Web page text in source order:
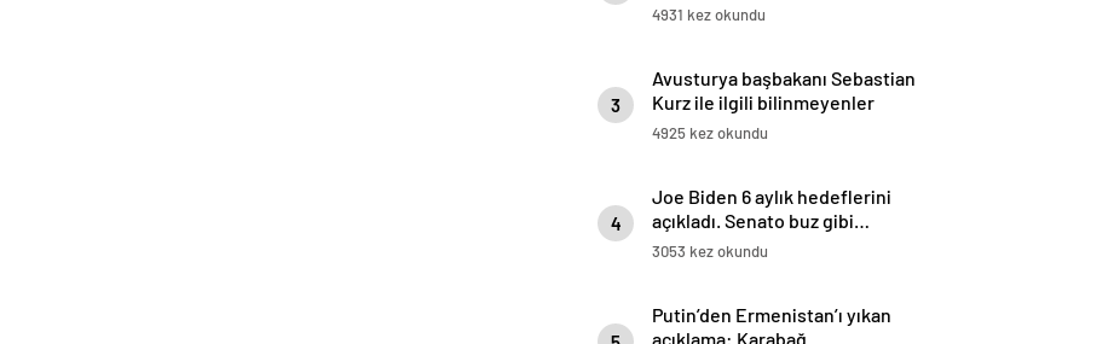
4931 kez okundu
3
Avusturya başbakanı Sebastian
Kurz ile ilgili bilinmeyenler
4925 kez okundu
4
Joe Biden 6 aylık hedeflerini
açıkladı. Senato buz gibi…
3053 kez okundu
Putin’den Ermenistan’ı yıkan
açıklama: Karabağ